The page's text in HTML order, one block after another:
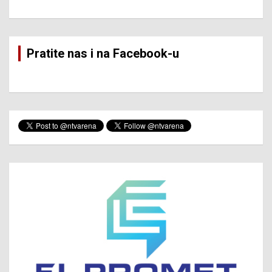
Pratite nas i na Facebook-u